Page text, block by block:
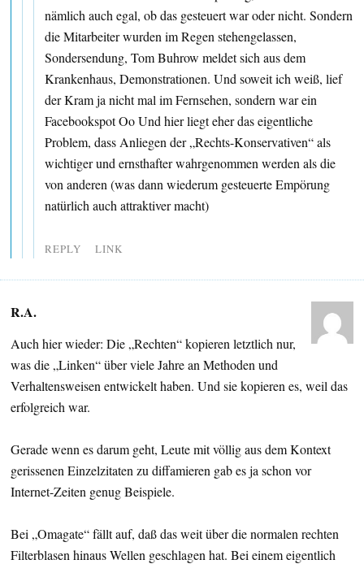
nämlich auch egal, ob das gesteuert war oder nicht. Sondern
die Mitarbeiter wurden im Regen stehengelassen,
Sondersendung, Tom Buhrow meldet sich aus dem
Krankenhaus, Demonstrationen. Und soweit ich weiß, lief
der Kram ja nicht mal im Fernsehen, sondern war ein
Facebookspot Oo Und hier liegt eher das eigentliche
Problem, dass Anliegen der „Rechts-Konservativen“ als
wichtiger und ernsthafter wahrgenommen werden als die
von anderen (was dann wiederum gesteuerte Empörung
natürlich auch attraktiver macht)
REPLY LINK
R.A.
Auch hier wieder: Die „Rechten“ kopieren letztlich nur,
was die „Linken“ über viele Jahre an Methoden und
Verhaltensweisen entwickelt haben. Und sie kopieren es, weil das
erfolgreich war.
Gerade wenn es darum geht, Leute mit völlig aus dem Kontext
gerissenen Einzelzitaten zu diffamieren gab es ja schon vor
Internet-Zeiten genug Beispiele.
Bei „Omagate“ fällt auf, daß das weit über die normalen rechten
Filterblasen hinaus Wellen geschlagen hat. Bei einem eigentlich